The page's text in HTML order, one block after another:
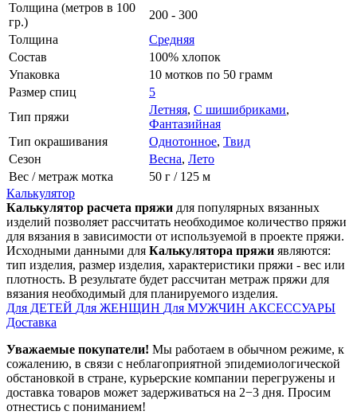
Толщина (метров в 100
гр.)
200 - 300
Толщина
Средняя
Состав
100% хлопок
Упаковка
10 мотков по 50 грамм
Размер спиц
5
Тип пряжи
Летняя, С шишибриками,
Фантазийная
Тип окрашивания
Однотонное, Твид
Сезон
Весна, Лето
Вес / метраж мотка
50 г / 125 м
Калькулятор
Калькулятор расчета пряжи для популярных вязанных
изделий позволяет рассчитать необходимое количество пряжи
для вязания в зависимости от используемой в проекте пряжи.
Исходными данными для Калькулятора пряжи являются:
тип изделия, размер изделия, характеристики пряжи - вес или
плотность. В результате будет рассчитан метраж пряжи для
вязания необходимый для планируемого изделия.
Для ДЕТЕЙ Для ЖЕНЩИН Для МУЖЧИН АКСЕССУАРЫ
Доставка
Уважаемые покупатели! Мы работаем в обычном режиме, к
сожалению, в связи с неблагоприятной эпидемиологической
обстановкой в стране, курьерские компании перегружены и
доставка товаров может задерживаться на 2−3 дня. Просим
отнестись с пониманием!